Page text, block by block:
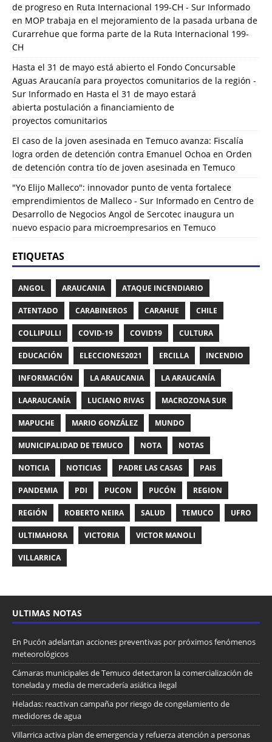
de progreso en Ruta Internacional 199-CH - Sur Informado
en MOP trabaja en el mejoramiento de la pasada urbana de
Curarrehue que forma parte de la Ruta Internacional 199-
CH
Hasta el 31 de mayo está abierto el Fondo Concursable
Aguas Araucanía para proyectos comunitarios de la región -
Sur Informado en Hasta el 31 de mayo estará
abierta postulación a financiamiento de
proyectos comunitarios
El caso de la joven asesinada en Temuco avanza: Fiscalía
logra orden de detención contra Emanuel Ochoa en Orden
de detención contra tío de joven asesinada en Temuco
"Yo Elijo Malleco": innovador punto de venta fortalece
emprendimientos de Malleco - Sur Informado en Centro de
Desarrollo de Negocios Angol de Sercotec inaugura un
nuevo espacio para microempresarios en Temuco
ETIQUETAS
ANGOL ARAUCANIA ATAQUE INCENDIARIO
ATENTADO CARABINEROS CARAHUE CHILE
COLLIPULLI COVID-19 COVID19 CULTURA
EDUCACIÓN ELECCIONES2021 ERCILLA INCENDIO
INFORMACIÓN LA ARAUCANIA LA ARAUCANÍA
LAARAUCANÍA LUCIANO RIVAS MACROZONA SUR
MAPUCHE MARIO GONZÁLEZ MUNDO
MUNICIPALIDAD DE TEMUCO NOTA NOTAS
NOTICIA NOTICIAS PADRE LAS CASAS PAIS
PANDEMIA PDI PUCON PUCÓN REGION
REGIÓN ROBERTO NEIRA SALUD TEMUCO UFRO
ULTIMAHORA VICTORIA VICTOR MANOLI
VILLARRICA
ULTIMAS NOTAS
En Pucón adelantan acciones preventivas por próximos fenómenos
meteorológicos
Cámaras municipales de Temuco detectaron la comercialización de
tonelada y media de mercadería asiática ilegal
Heladas: reactivan campaña por riesgo de congelamiento de
medidores de agua
Villarrica activa plan de emergencia y refuerza atención a personas